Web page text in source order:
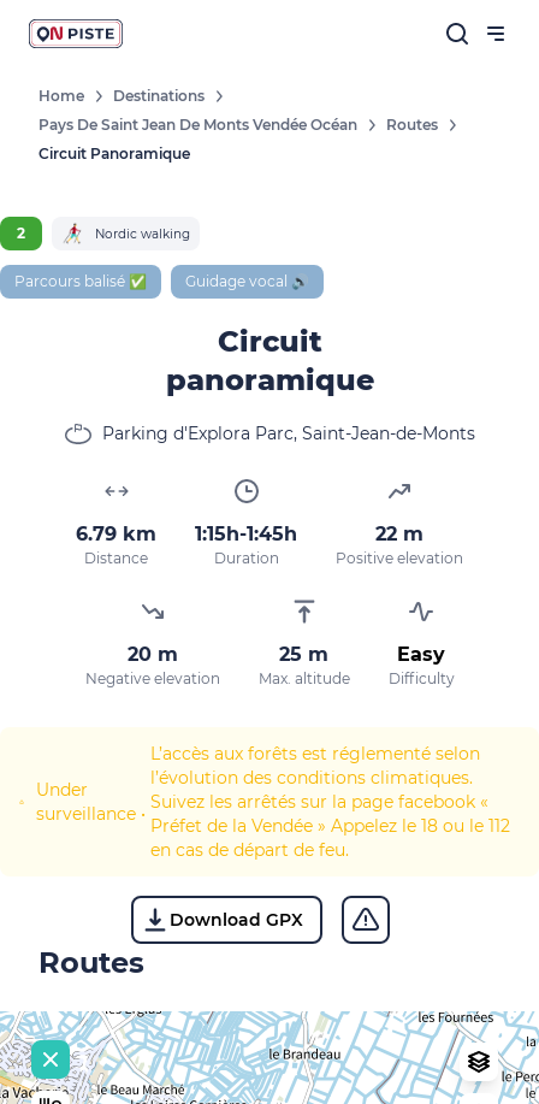
Home
Destinations
Pays De Saint Jean De Monts Vendée Océan
Routes
Circuit Panoramique
2 Nordic walking
Parcours balisé ✅ Guidage vocal 🔊
Circuit
panoramique
Parking d'Explora Parc, Saint-Jean-de-Monts
6.79 km
Distance
1:15h-1:45h
Duration
22 m
Positive elevation
20 m
Negative elevation
25 m
Max. altitude
Easy
Difficulty
Under
surveillance •
L’accès aux forêts est réglementé selon
l’évolution des conditions climatiques.
Suivez les arrêtés sur la page facebook «
Préfet de la Vendée » Appelez le 18 ou le 112
en cas de départ de feu.
Download GPX
Routes